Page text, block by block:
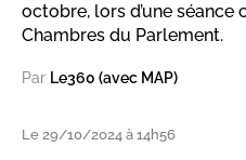
octobre, lors d’une séance
Chambres du Parlement.
Par Le360 (avec MAP)
Le 29/10/2024 à 14h56